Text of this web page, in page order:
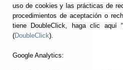
uso de cookies y las prácticas de
procedimientos de aceptación o
tiene DoubleClick, haga clic aquí
(DoubleClick).
Google Analytics: